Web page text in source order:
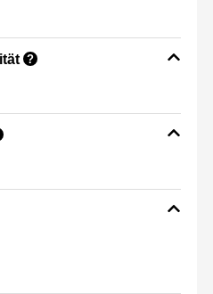
?